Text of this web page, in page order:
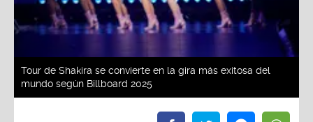
Tour de Shakira se convierte en la gira más exitosa del
mundo según Billboard 2025